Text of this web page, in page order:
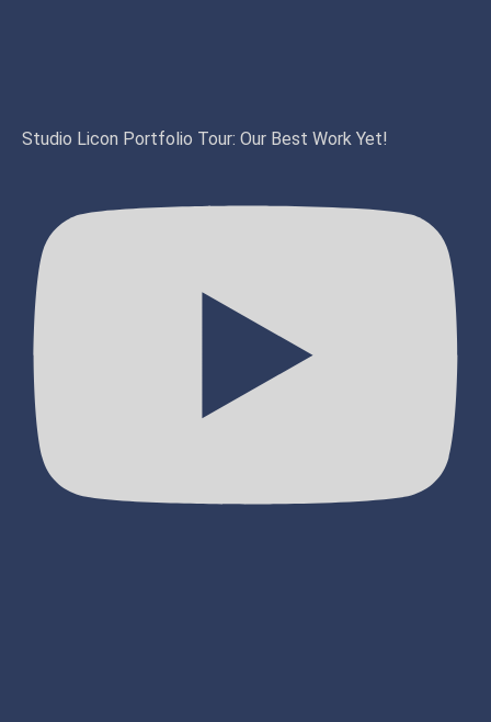
Studio Licon Portfolio Tour: Our Best Work Yet!